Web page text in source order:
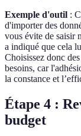
Exemple d'outil :
d'importer des
vous évite de saisir
a indiqué que cela
Choisissez donc
besoins, car
la constance et
Étape 4 :
budget